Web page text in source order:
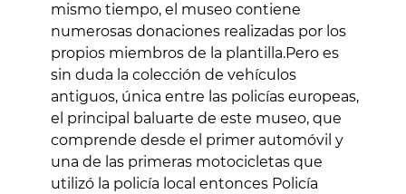
mismo tiempo, el museo contiene
numerosas donaciones realizadas por los
propios miembros de la plantilla.Pero es
sin duda la colección de vehículos
antiguos, única entre las policías europeas,
el principal baluarte de este museo, que
comprende desde el primer automóvil y
una de las primeras motocicletas que
utilizó la policía local entonces Policía